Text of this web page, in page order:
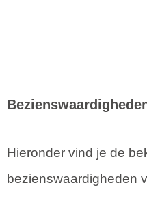
Hieronder vind je de
bezienswaardigheden